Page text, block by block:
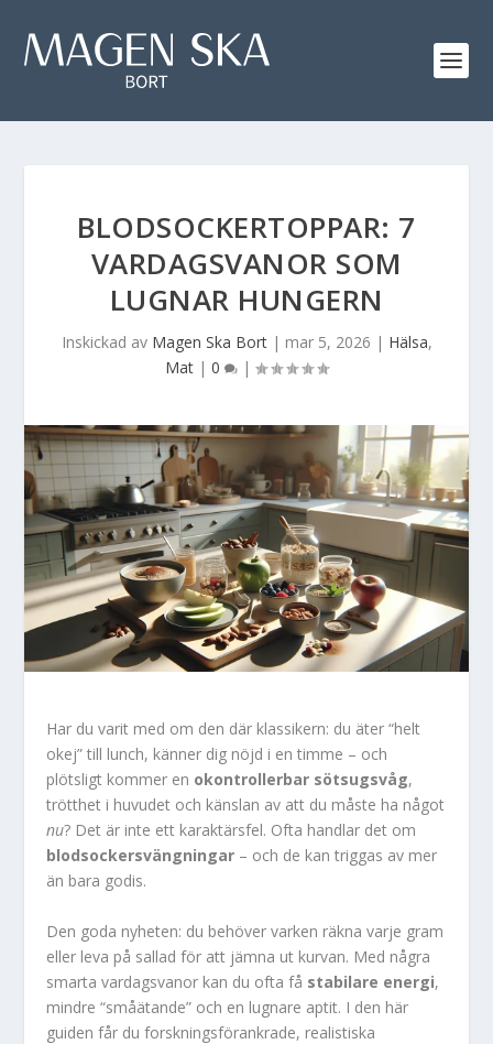
BLODSOCKERTOPPAR: 7
VARDAGSVANOR SOM
LUGNAR HUNGERN
Inskickad av Magen Ska Bort| mar 5, 2026 | Hälsa,
Mat | 0 |
Har du varit med om den där klassikern: du äter “helt
okej” till lunch, känner dig nöjd i en timme – och
plötsligt kommer en okontrollerbar sötsugsvåg,
trötthet i huvudet och känslan av att du måste ha något
nu? Det är inte ett karaktärsfel. Ofta handlar det om
blodsockersvängningar – och de kan triggas av mer
än bara godis.
Den goda nyheten: du behöver varken räkna varje gram
eller leva på sallad för att jämna ut kurvan. Med några
smarta vardagsvanor kan du ofta få stabilare energi,
mindre “småätande” och en lugnare aptit. I den här
guiden får du forskningsförankrade, realistiska